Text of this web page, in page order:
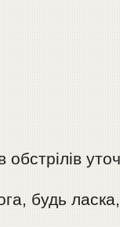
обстрілів
будь ласка,